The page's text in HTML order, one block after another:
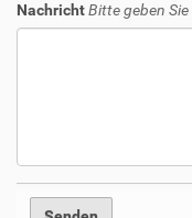
NachrichtBitte geben